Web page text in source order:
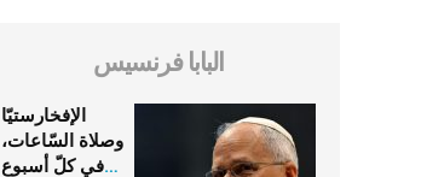
البابا فرنسيس
الإفخارستيّا
وصلاة السّاعات،
في كلّ أسبوع